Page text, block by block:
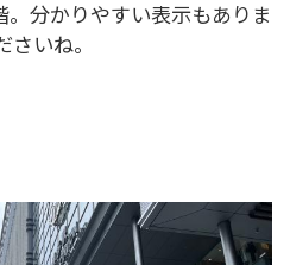
分かりやすい表示もありま
いね。